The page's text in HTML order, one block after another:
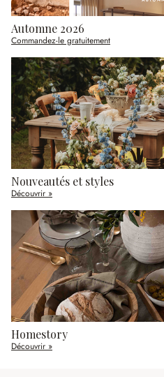
Automne 2026
Commandez-le gratuitement
Nouveautés et styles
Découvrir »
Homestory
Découvrir »